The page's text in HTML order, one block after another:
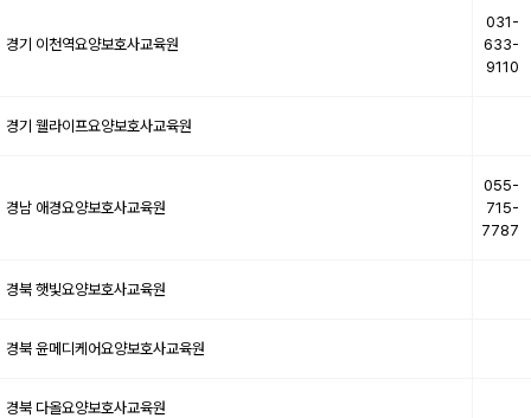
경기 이천역요양보호사교육원
031-
633-
9110
경기 웰라이프요양보호사교육원
경남 애경요양보호사교육원
055-
715-
7787
경북 햇빛요양보호사교육원
경북 윤메디케어요양보호사교육원
경북 다올요양보호사교육원